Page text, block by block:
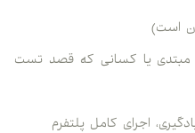
است)
مبتدی یا کسانی که قصد تست
اجرای کامل پلتفرم